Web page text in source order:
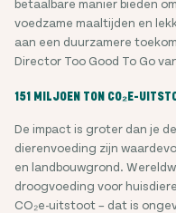
betaalbare manier bieden
voedzame maaltijden en
aan een duurzamere
Director Too Good To Go
151 MILJOEN TON CO₂E-
De impact is groter dan je
dierenvoeding zijn
en landbouwgrond.
droogvoeding voor
CO₂e-uitstoot– dat is